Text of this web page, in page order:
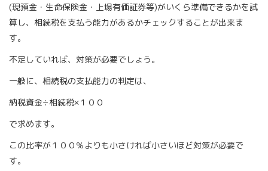
(現預金・生命保険金・上場有価証券等)がいくら準備できるかを試
算し、相続税を支払う能力があるかチェックすることが出来ま
す。
不足していれば、対策が必要でしょう。
一般に、相続税の支払能力の判定は、
納税資金÷相続税×１００
で求めます。
この比率が１００％よりも小さければ小さいほど対策が必要で
す。